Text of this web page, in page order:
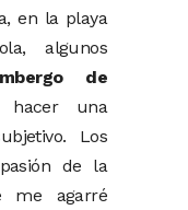
en la playa
algunos
de
hacer una
Los
de la
me agarré